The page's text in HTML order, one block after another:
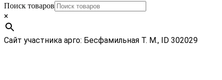
Поиск товаров
×
Сайт участника арго: Бесфамильная Т. М., ID 302029